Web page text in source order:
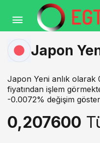
Japon
Japon Yeni anlık olarak
fiyatından işlem
-0.0072% değişim
0,207600